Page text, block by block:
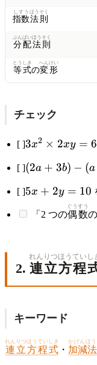
指数
しすう
法則
ほうそく
分配
ぶんぱい
法則
ほうそく
等
とう
式
しき
の変形
へんけい
チェック
[ ]3x^2
2xy =
y
3x2 × 2xy = 6
[ ](2a
+
3b)
-
a
+
8b
(2a + 3b) − (a
[ ]5x
2y
5x + 2y = 10
「2 つの偶
ぐう
数
すう
の
2. 連立
れんりつ
方程
ほうていし
キーワード
連立方程式
れんりつほうていしき
・ 加減法
かげんほう